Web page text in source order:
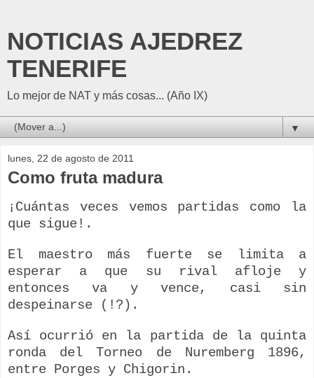
NOTICIAS AJEDREZ
TENERIFE
Lo mejor de NAT y más cosas... (Año IX)
▼
lunes, 22 de agosto de 2011
Como fruta madura
¡Cuántas veces vemos partidas como la
que sigue!.
El maestro más fuerte se limita a
esperar a que su rival afloje y
entonces va y vence, casi sin
despeinarse (!?).
Así ocurrió en la partida de la quinta
ronda del Torneo de Nuremberg 1896,
entre Porges y Chigorin.